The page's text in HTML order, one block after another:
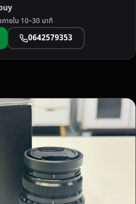
ายใน 10–30 นาที
0642579353